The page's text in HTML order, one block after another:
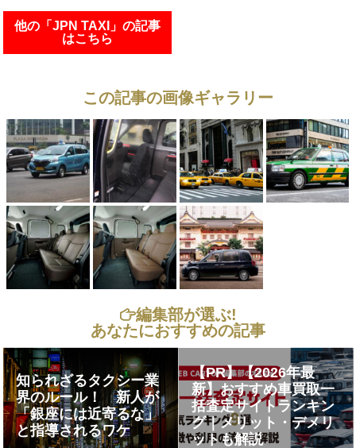
他の「JPN TAXI」の記事
はこちら
この記事の画像ギャラリー
編集部が選ぶ!
あなたにおすすめの記事
知られざるタクシー業
界のルール！ 新人が
「銀座には近寄るな」
と指導されるワケ
【PR】【2026年最
新】おすすめ車買取一
括査定サイトランキン
グ｜メリット・デメリ
ットも解説